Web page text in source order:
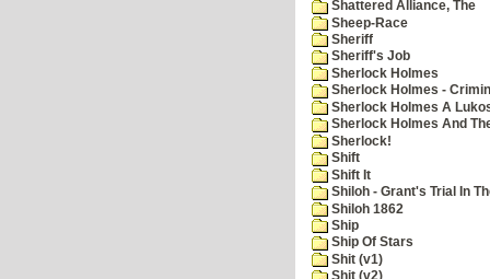
Shattered Alliance, The
Sheep-Race
Sheriff
Sheriff's Job
Sherlock Holmes
Sherlock Holmes -
Sherlock Holmes A
Sherlock Holmes And
Sherlock!
Shift
Shift It
Shiloh - Grant's Trial In
Shiloh 1862
Ship
Ship Of Stars
Shit (v1)
Shit (v2)